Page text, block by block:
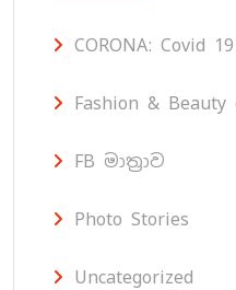
CORONA: Covid 19
Fashion & Beauty
FB මාත්‍රාව
Photo Stories
Uncategorized